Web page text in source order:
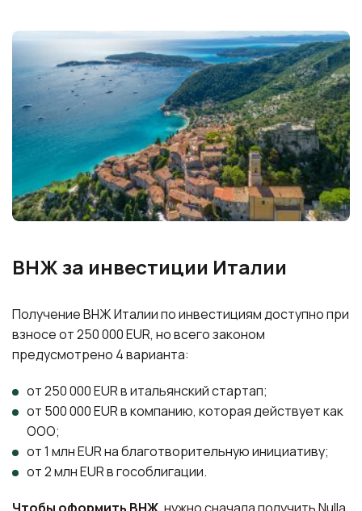
ВНЖ за инвестиции Италии
Получение ВНЖ Италии по инвестициям доступно при
взносе от 250 000 EUR, но всего законом
предусмотрено 4 варианта:
от 250 000 EUR в итальянский стартап;
от 500 000 EUR в компанию, которая действует как
ООО;
от 1 млн EUR на благотворительную инициативу;
от 2 млн EUR в гособлигации.
Чтобы оформить ВНЖ, нужно сначала получить Nulla